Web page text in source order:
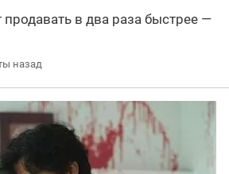
продавать в два раза быстрее —
назад